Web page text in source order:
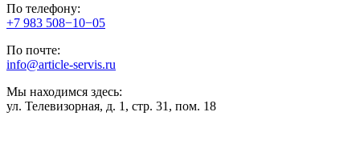
По телефону:
+7 983 508−10−05
По почте:
info@article-servis.ru
Мы находимся здесь:
ул. Телевизорная, д. 1, стр. 31, пом. 18